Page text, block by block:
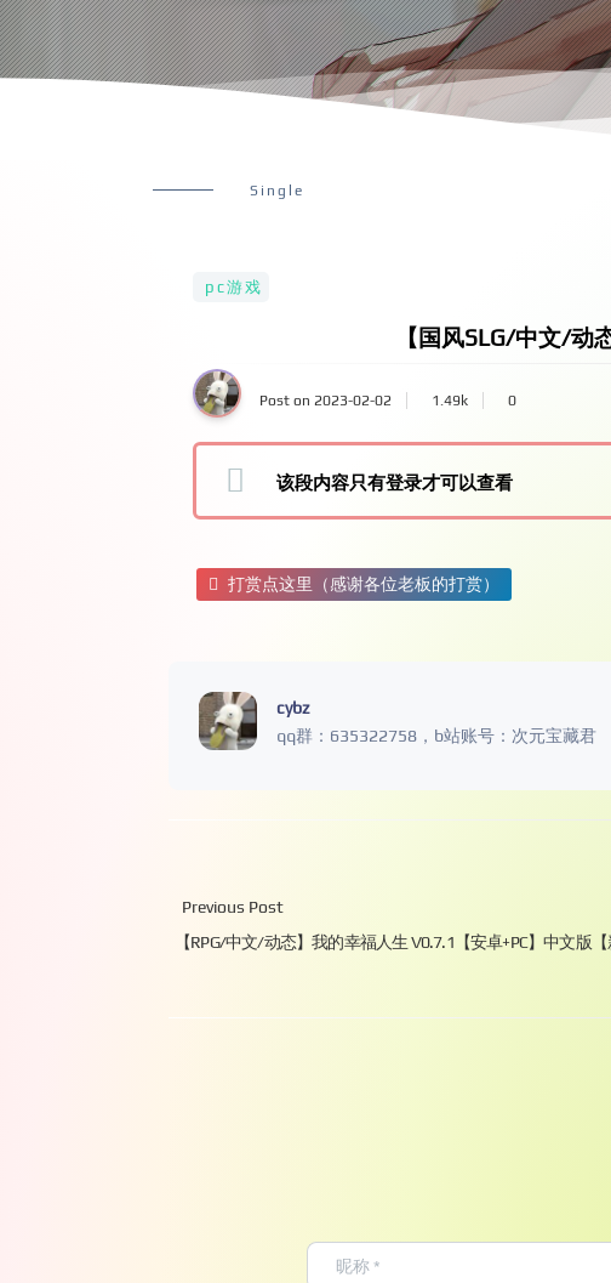
Single
pc游戏
【国风SLG/中文/动
Post on 2023-02-02 1.49k 0
该段内容只有登录才可以查看
打赏点这里（感谢各位老板的打赏）
cybz
qq群：635322758，b站账号：次元宝藏君
Previous Post
【RPG/中文/动态】我的幸福人生 V0.7.1【安卓+PC】中文版【